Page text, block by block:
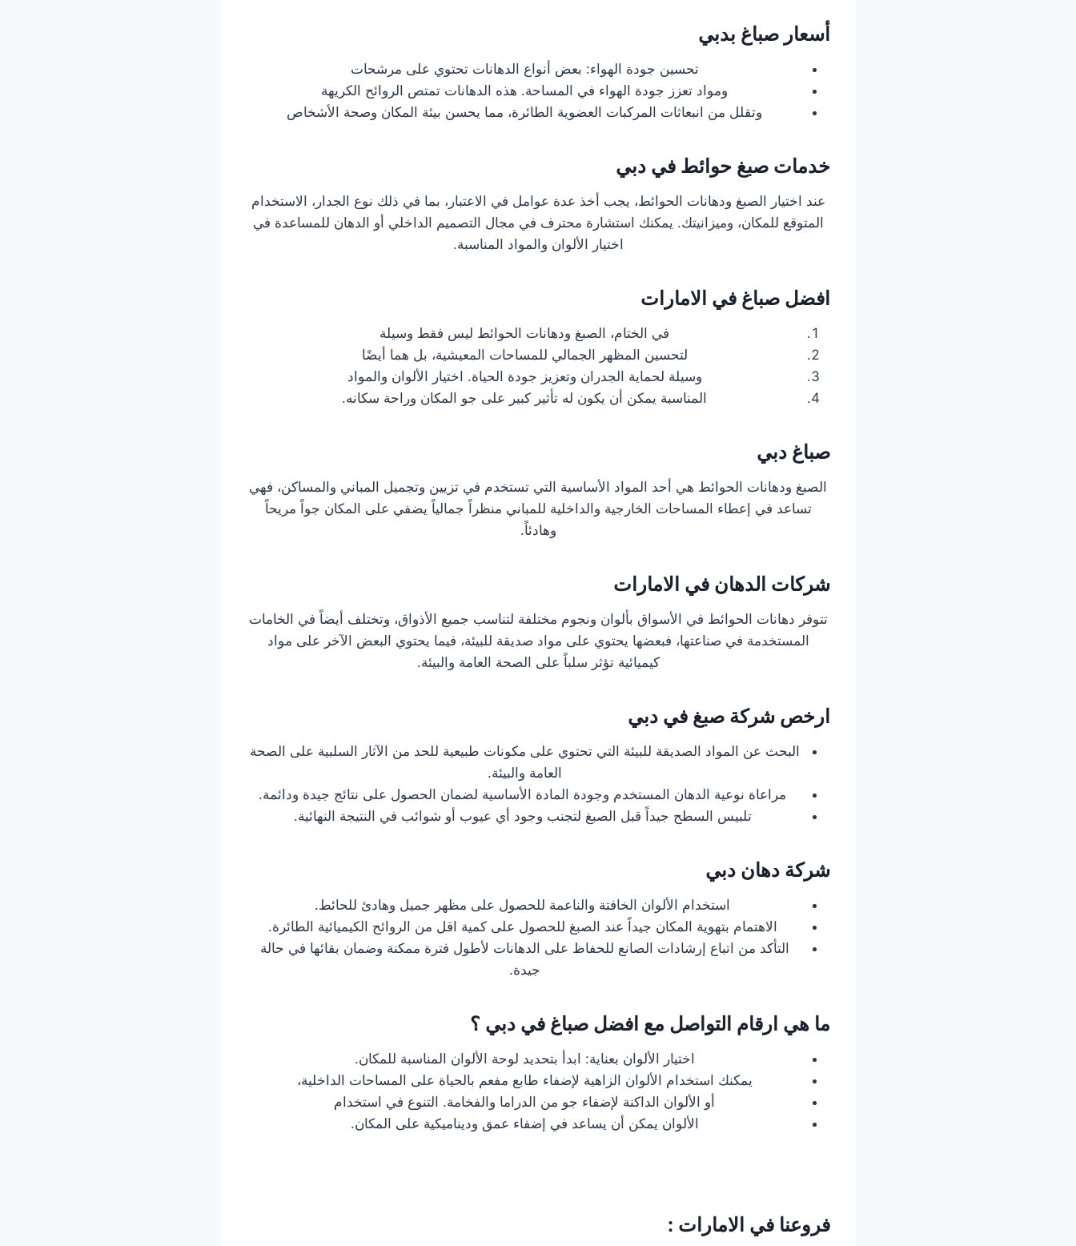
أسعار صباغ بدبي
تحسين جودة الهواء: بعض أنواع الدهانات تحتوي على مرشحات
ومواد تعزز جودة الهواء في المساحة. هذه الدهانات تمتص الروائح الكريهة
وتقلل من انبعاثات المركبات العضوية الطائرة، مما يحسن بيئة المكان وصحة الأشخاص
خدمات صبغ حوائط في دبي
عند اختيار الصبغ ودهانات الحوائط، يجب أخذ عدة عوامل في الاعتبار، بما في ذلك نوع الجدار، الاستخدام
المتوقع للمكان، وميزانيتك. يمكنك استشارة محترف في مجال التصميم الداخلي أو الدهان للمساعدة في
اختيار الألوان والمواد المناسبة.
افضل صباغ في الامارات
في الختام، الصبغ ودهانات الحوائط ليس فقط وسيلة
لتحسين المظهر الجمالي للمساحات المعيشية، بل هما أيضًا
وسيلة لحماية الجدران وتعزيز جودة الحياة. اختيار الألوان والمواد
المناسبة يمكن أن يكون له تأثير كبير على جو المكان وراحة سكانه.
صباغ دبي
الصبغ ودهانات الحوائط هي أحد المواد الأساسية التي تستخدم في تزيين وتجميل المباني والمساكن، فهي
تساعد في إعطاء المساحات الخارجية والداخلية للمباني منظراً جمالياً يضفي على المكان جواً مريحاً
وهادئاً.
شركات الدهان في الامارات
تتوفر دهانات الحوائط في الأسواق بألوان ونجوم مختلفة لتناسب جميع الأذواق، وتختلف أيضاً في الخامات
المستخدمة في صناعتها، فبعضها يحتوي على مواد صديقة للبيئة، فيما يحتوي البعض الآخر على مواد
كيميائية تؤثر سلباً على الصحة العامة والبيئة.
ارخص شركة صبغ في دبي
البحث عن المواد الصديقة للبيئة التي تحتوي على مكونات طبيعية للحد من الآثار السلبية على الصحة
العامة والبيئة.
مراعاة نوعية الدهان المستخدم وجودة المادة الأساسية لضمان الحصول على نتائج جيدة ودائمة.
تلبيس السطح جيداً قبل الصبغ لتجنب وجود أي عيوب أو شوائب في النتيجة النهائية.
شركة دهان دبي
استخدام الألوان الخافتة والناعمة للحصول على مظهر جميل وهادئ للحائط.
الاهتمام بتهوية المكان جيداً عند الصبغ للحصول على كمية اقل من الروائح الكيميائية الطائرة.
التأكد من اتباع إرشادات الصانع للحفاظ على الدهانات لأطول فترة ممكنة وضمان بقائها في حالة
جيدة.
ما هي ارقام التواصل مع افضل صباغ في دبي ؟
اختيار الألوان بعناية: ابدأ بتحديد لوحة الألوان المناسبة للمكان.
يمكنك استخدام الألوان الزاهية لإضفاء طابع مفعم بالحياة على المساحات الداخلية،
أو الألوان الداكنة لإضفاء جو من الدراما والفخامة. التنوع في استخدام
الألوان يمكن أن يساعد في إضفاء عمق وديناميكية على المكان.
فروعنا في الامارات :